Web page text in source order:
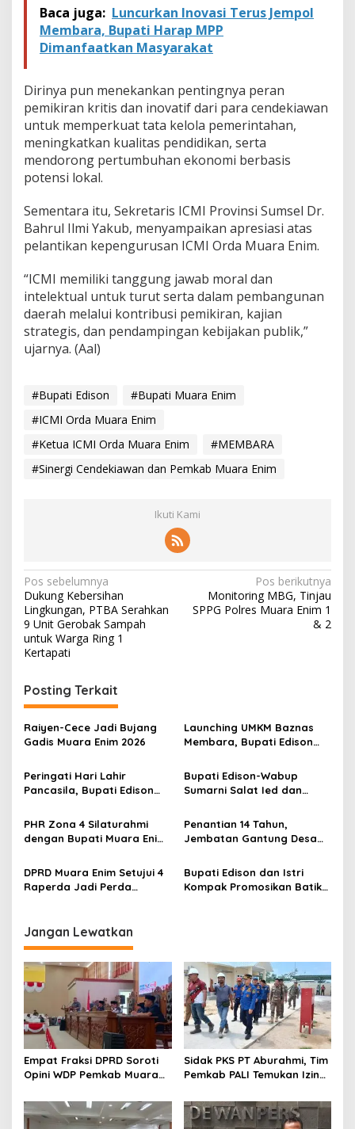
A
Baca juga: Luncurkan Inovasi Terus Jempol
Membara, Bupati Harap MPP
Dimanfaatkan Masyarakat
Dirinya pun menekankan pentingnya peran
pemikiran kritis dan inovatif dari para cendekiawan
untuk memperkuat tata kelola pemerintahan,
meningkatkan kualitas pendidikan, serta
mendorong pertumbuhan ekonomi berbasis
potensi lokal.
Sementara itu, Sekretaris ICMI Provinsi Sumsel Dr.
Bahrul Ilmi Yakub, menyampaikan apresiasi atas
pelantikan kepengurusan ICMI Orda Muara Enim.
“ICMI memiliki tanggung jawab moral dan
intelektual untuk turut serta dalam pembangunan
daerah melalui kontribusi pemikiran, kajian
strategis, dan pendampingan kebijakan publik,”
ujarnya. (Aal)
#Bupati Edison
#Bupati Muara Enim
#ICMI Orda Muara Enim
#Ketua ICMI Orda Muara Enim
#MEMBARA
#Sinergi Cendekiawan dan Pemkab Muara Enim
Ikuti Kami
N
a
v
i
a
s
i
o
Pos sebelumnya
Dukung Kebersihan
Lingkungan, PTBA Serahkan
9 Unit Gerobak Sampah
untuk Warga Ring 1
Kertapati
Pos berikutnya
Monitoring MBG, Tinjau
SPPG Polres Muara Enim 1
& 2
Posting Terkait
Raiyen-Cece Jadi Bujang
Gadis Muara Enim 2026
Launching UMKM Baznas
Membara, Bupati Edison
Usaha kepada 200
Mustahik
Peringati Hari Lahir
Pancasila, Bupati Edison
Perkokoh Persatuan dan
Kawal Pembangunan
Bupati Edison-Wabup
Sumarni Salat Ied dan
di Masjid Agung
PHR Zona 4 Silaturahmi
dengan Bupati Muara Enim
Sinergi Dukung Ketahanan
Energi Nasional
Penantian 14 Tahun,
Jembatan Gantung Desa
DPRD Muara Enim Setujui 4
Raperda Jadi Perda
Bupati Edison dan Istri
Kompak Promosikan Batik
Jangan Lewatkan
Empat Fraksi DPRD Soroti
Opini WDP Pemkab Muara
Kelola Keuangan
Sidak PKS PT Aburahmi, Tim
Pemkab PALI Temukan Izin